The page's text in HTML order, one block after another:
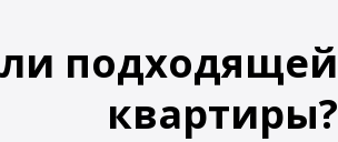
подходящей
квартиры?